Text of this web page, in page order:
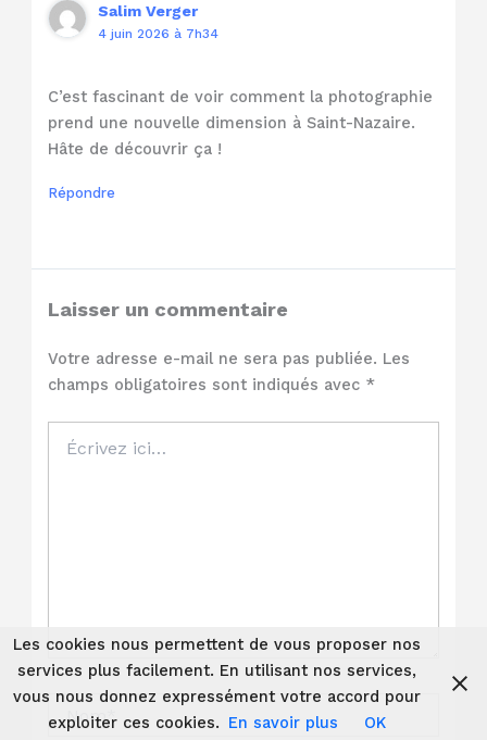
Salim Verger
4 juin 2026 à 7h34
C’est fascinant de voir comment la photographie
prend une nouvelle dimension à Saint-Nazaire.
Hâte de découvrir ça !
Répondre
Laisser un commentaire
Votre adresse e-mail ne sera pas publiée. Les
champs obligatoires sont indiqués avec *
ici…
Nom*
Les cookies nous permettent de vous proposer nos
services plus facilement. En utilisant nos services,
vous nous donnez expressément votre accord pour
exploiter ces cookies. En savoir plus OK